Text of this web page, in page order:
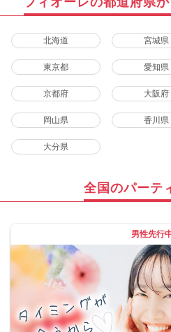
北海道 宮城県
東京都 愛知県
京都府 大阪府
岡山県 香川県
大分県
全国のパーテ
男性先行